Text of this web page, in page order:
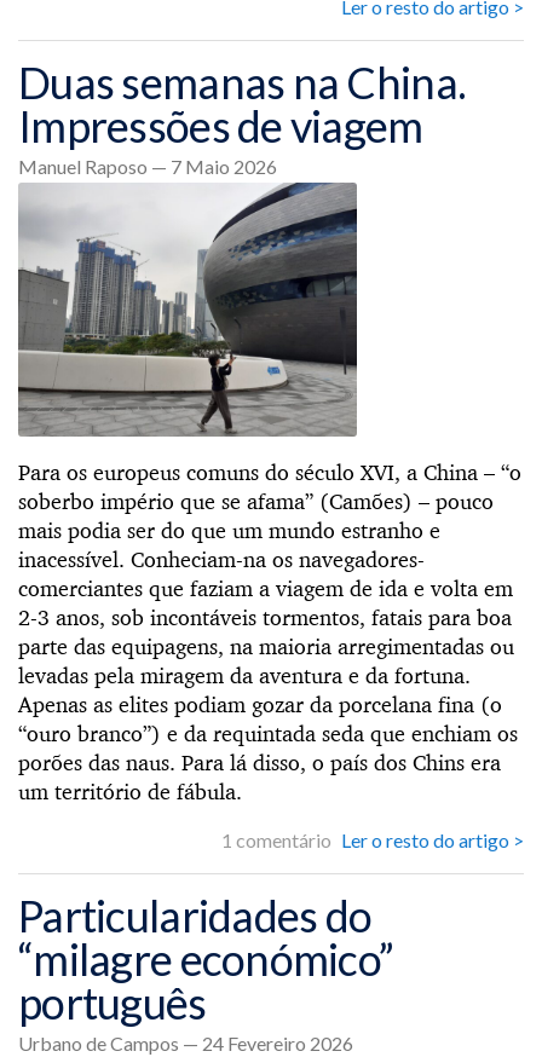
Ler o resto do artigo >
Duas semanas na China.
Impressões de viagem
Manuel Raposo — 7 Maio 2026
Para os europeus comuns do século XVI, a China – “o
soberbo império que se afama” (Camões) – pouco
mais podia ser do que um mundo estranho e
inacessível. Conheciam-na os navegadores-
comerciantes que faziam a viagem de ida e volta em
2-3 anos, sob incontáveis tormentos, fatais para boa
parte das equipagens, na maioria arregimentadas ou
levadas pela miragem da aventura e da fortuna.
Apenas as elites podiam gozar da porcelana fina (o
“ouro branco”) e da requintada seda que enchiam os
porões das naus. Para lá disso, o país dos Chins era
um território de fábula.
1 comentário Ler o resto do artigo >
Particularidades do
“milagre económico”
português
Urbano de Campos — 24 Fevereiro 2026